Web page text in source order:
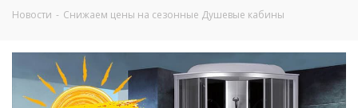
Новости - Снижаем цены на сезонные Душевые кабины